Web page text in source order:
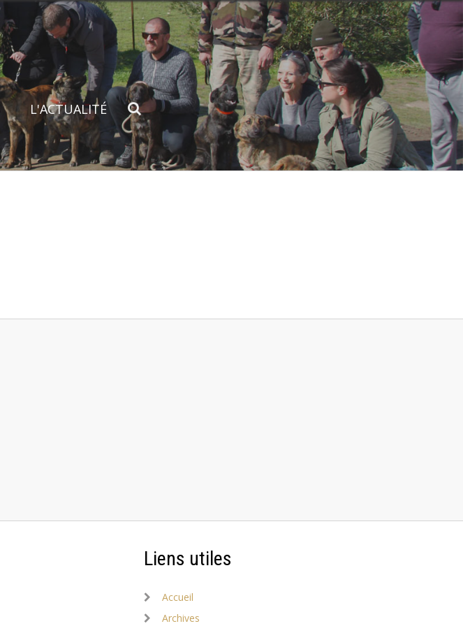
L'ACTUALITÉ
Liens utiles
Accueil
Archives